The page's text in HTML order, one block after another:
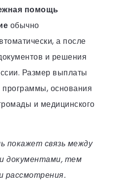
помощь
обычно
а после
и решения
Размер выплаты
программы, основания
и медицинского
покажет связь между
документами, тем
рассмотрения.